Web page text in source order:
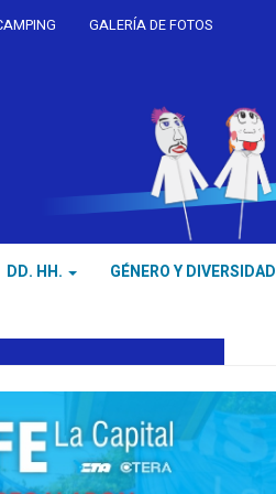
GALERÍA DE FOTOS
DD. HH. GÉNERO Y DIVERSIDAD